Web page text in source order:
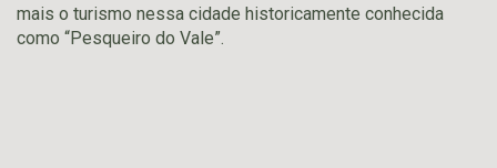
mais o turismo nessa cidade historicamente conhecida
como “Pesqueiro do Vale”.